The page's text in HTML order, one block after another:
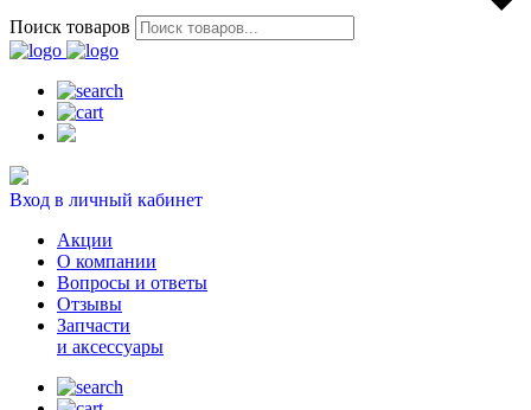
Поиск товаров
Вход в личный кабинет
Акции
О компании
Вопросы и ответы
Отзывы
Запчасти
и аксессуары